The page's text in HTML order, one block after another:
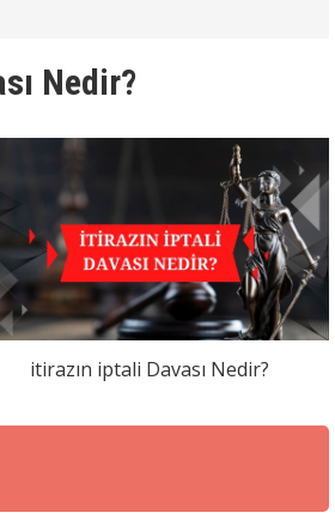
Nedir?
itirazın iptali Davası Nedir?